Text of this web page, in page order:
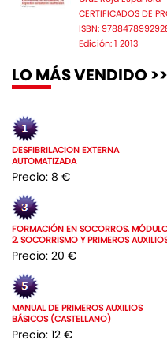
CERTIFICADOS DE
ISBN:
Edición: 1 2013
LO MÁS VENDIDO >>
DESFIBRILACION EXTERNA
AUTOMATIZADA
Precio: 8 €
FORMACIÓN EN SOCORROS.
2. SOCORRISMO Y PRIMEROS
Precio: 20 €
MANUAL DE PRIMEROS AUXILIOS
BÁSICOS (CASTELLANO)
Precio: 12 €